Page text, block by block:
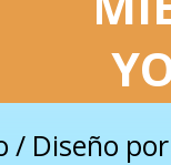
/ Diseño